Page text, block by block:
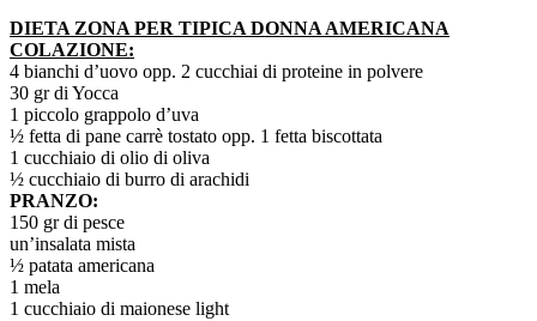
DIETA ZONA PER TIPICA DONNA AMERICANA
COLAZIONE:
4 bianchi d’uovo opp. 2 cucchiai di proteine in polvere
30 gr di Yocca
1 piccolo grappolo d’uva
½ fetta di pane carrè tostato opp. 1 fetta biscottata
1 cucchiaio di olio di oliva
½ cucchiaio di burro di arachidi
PRANZO:
150 gr di pesce
un’insalata mista
½ patata americana
1 mela
1 cucchiaio di maionese light